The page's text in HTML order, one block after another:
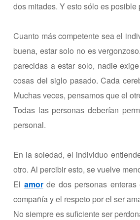
dos mitades. Y esto sólo es
Cuanto más competente sea el
buena, estar solo no es
parecidas a estar solo, nadie
cosas del siglo pasado. Cada
Muchas veces, pensamos que el
Todas las personas deberían
personal.
En la soledad, el individuo
otro. Al percibir esto, se vuelve
El amorde dos personas enteras
compañía y el respeto por el ser
No siempre es suficiente ser